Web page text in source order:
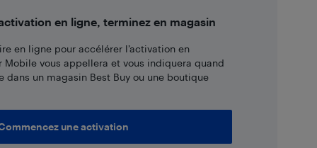
en ligne, terminez en magasin
en ligne pour accélérer l’activation en
Mobile vous appellera et vous indiquera quand
dans un magasin Best Buy ou une boutique
une activation